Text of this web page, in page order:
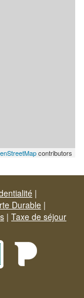
contributors
|
Durable |
| Taxe de séjour